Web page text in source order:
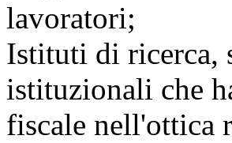
lavoratori;
Istituti di ricerca,
istituzionali che
fiscale nell'ottica